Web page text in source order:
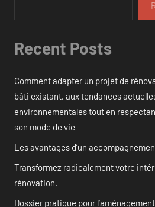
Recent Posts
Comment adapter un projet de
bâti existant, aux tendances
environnementales tout en
son mode de vie
Les avantages d’un
Transformez radicalement votre
rénovation.
Dossier pratique pour